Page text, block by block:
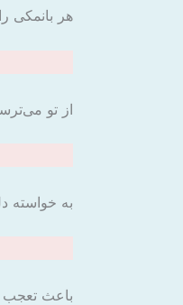
هر بانمکی
از تو
به خواسته
باعث تعجب